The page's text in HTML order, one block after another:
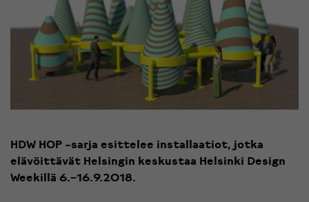
HDW HOP -sarja esittelee installaatiot, jotka
elävöittävät Helsingin keskustaa Helsinki Design
Weekillä 6.−16.9.2018.